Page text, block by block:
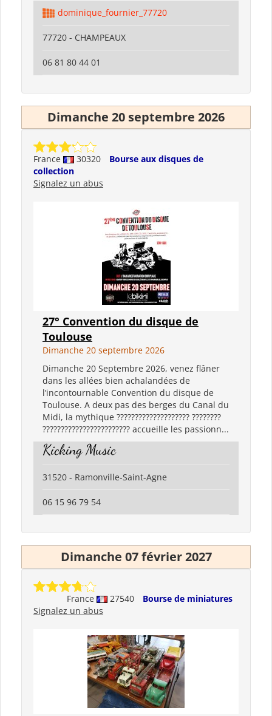
dominique_fournier_77720
77720 - CHAMPEAUX
06 81 80 44 01
Dimanche 20 septembre 2026
France 30320
Bourse aux disques de
collection
Signalez un abus
27° Convention du disque de
Toulouse
Dimanche 20 septembre 2026
Dimanche 20 Septembre 2026, venez flâner
dans les allées bien achalandées de
l’incontournable Convention du disque de
Toulouse. A deux pas des berges du Canal du
Midi, la mythique ???????????????????? ????????
???????????????????????? accueille les passionn...
Kicking Music
31520 - Ramonville-Saint-Agne
06 15 96 79 54
Dimanche 07 février 2027
France 27540
Bourse de miniatures
Signalez un abus